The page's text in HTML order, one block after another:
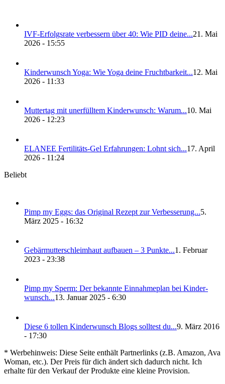
IVF-Erfolgs­ra­te ver­bes­sern über 40: Wie PID dei­ne...21. Mai
2026 - 15:55
Kin­der­wunsch Yoga: Wie Yoga dei­ne Frucht­bar­keit...12. Mai
2026 - 11:33
Mut­ter­tag mit uner­füll­tem Kin­der­wunsch: War­um...10. Mai
2026 - 12:23
ELANEE Fer­ti­li­täts-Gel Erfah­run­gen: Lohnt sich...17. April
2026 - 11:24
Beliebt
Pimp my Eggs: das Ori­gi­nal Rezept zur Ver­bes­se­rung...5.
März 2025 - 16:32
Gebär­mut­ter­schleim­haut auf­bau­en – 3 Punk­te...1. Februar
2023 - 23:38
Pimp my Sperm: Der bekann­te Ein­nah­me­plan bei Kin­der­
wunsch...13. Januar 2025 - 6:30
Die­se 6 tol­len Kin­der­wunsch Blogs soll­test du...9. März 2016
- 17:30
* Werbehinweis: Diese Seite enthält Partnerlinks (z.B. Amazon, Ava
Woman, etc.). Der Preis für dich ändert sich dadurch nicht. Ich
erhalte für den Verkauf der Produkte eine kleine Provision.